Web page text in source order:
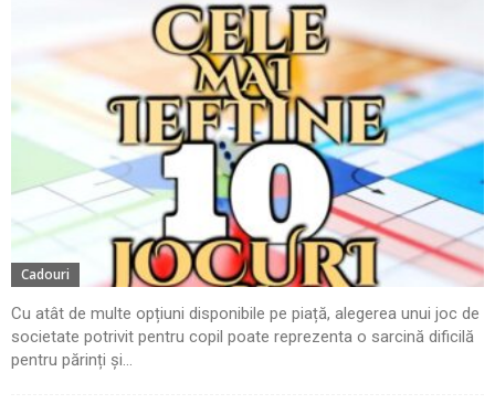
Cadouri
Cu atât de multe opțiuni disponibile pe piață, alegerea unui joc de
societate potrivit pentru copil poate reprezenta o sarcină dificilă
pentru părinți și...